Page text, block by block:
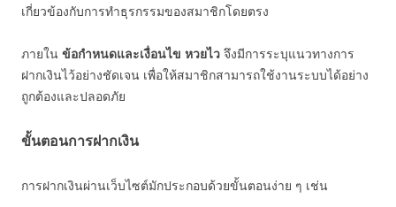
เกี่ยวข้องกับการทำธุรกรรมของสมาชิกโดยตรง
ภายใน ข้อกำหนดและเงื่อนไข หวยไว จึงมีการระบุแนวทางการ
ฝากเงินไว้อย่างชัดเจน เพื่อให้สมาชิกสามารถใช้งานระบบได้อย่าง
ถูกต้องและปลอดภัย
ขั้นตอนการฝากเงิน
การฝากเงินผ่านเว็บไซต์มักประกอบด้วยขั้นตอนง่าย ๆ เช่น